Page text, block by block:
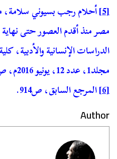
[5] أحلام رجب بسيوني سلامة،
مصر منذ أقدم العصور حتى
الدراسات الإنسانية والأدبية،
مجلد1، عدد 12، يونيو 2016م، ص145.
[6] المرجع السابق، ص914.
Author